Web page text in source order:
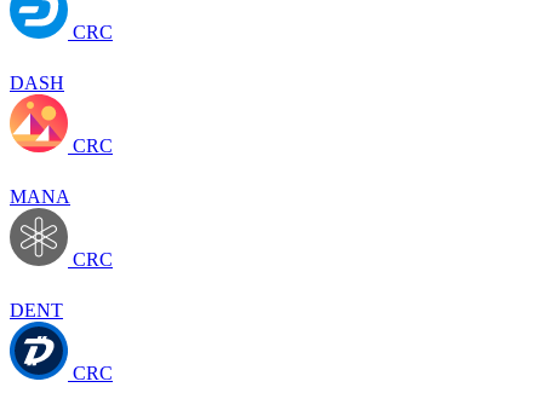
CRC
DASH
CRC
MANA
CRC
DENT
CRC